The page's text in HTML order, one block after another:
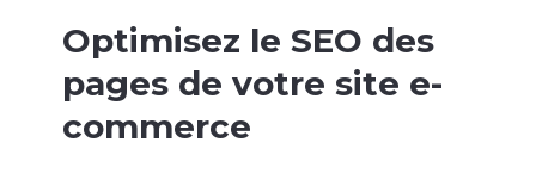
Optimisez le SEO des
pages de votre site e-
commerce